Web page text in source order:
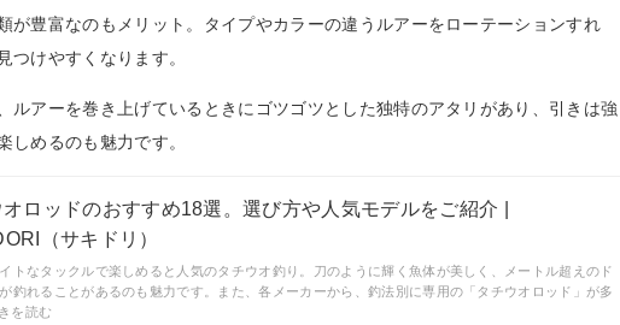
が豊富なのもメリット。タイプやカラーの違うルアーをローテーションすれ
つけやすくなります。
ルアーを巻き上げているときにゴツゴツとした独特のアタリがあり、引きは強
しめるのも魅力です。
オロッドのおすすめ18選。選び方や人気モデルをご紹介 |
（サキドリ）
トなタックルで楽しめると人気のタチウオ釣り。刀のように輝く魚体が美しく、メートル超えのド
釣れることがあるのも魅力です。また、各メーカーから、釣法別に専用の「タチウオロッド」が多
を読む